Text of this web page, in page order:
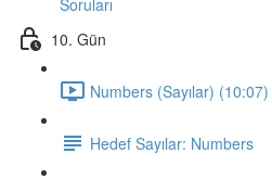
Soruları
10. Gün
Numbers (Sayılar) (10:07)
Hedef Sayılar: Numbers